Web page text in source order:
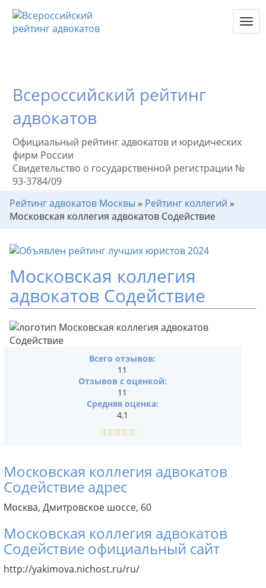
Всероссийский рейтинг
адвокатов
Официальный рейтинг адвокатов и юридических
фирм России
Свидетельство о государственной регистрации №
93-3784/09
Рейтинг адвокатов Москвы » Рейтинг коллегий »
Московская коллегия адвокатов Содействие
Московская коллегия
адвокатов Содействие
Московская коллегия адвокатов
Содействие адрес
Москва, Дмитровское шоссе, 60
Московская коллегия адвокатов
Содействие официальный сайт
http://yakimova.nichost.ru/ru/
Всего отзывов:
11
Отзывов с оценкой:
11
Средняя оценка:
4,1